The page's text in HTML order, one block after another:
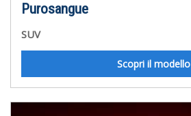
Purosangue
SUV
Scopri il modello